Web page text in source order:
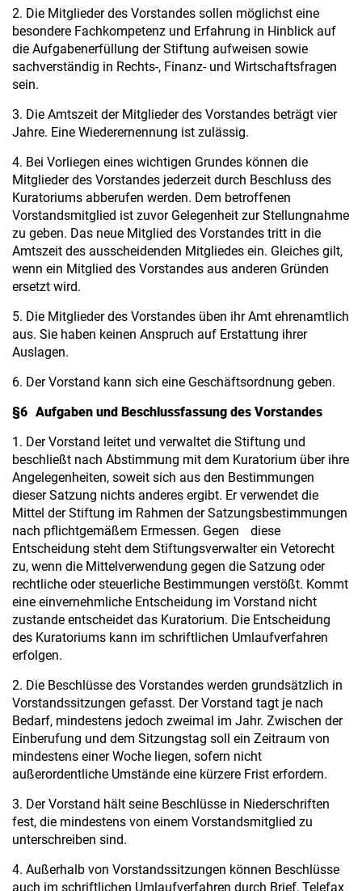
2. Die Mitglieder des Vorstandes sollen möglichst eine
besondere Fachkompetenz und Erfahrung in Hinblick auf
die Aufgabenerfüllung der Stiftung aufweisen sowie
sachverständig in Rechts-, Finanz- und Wirtschaftsfragen
sein.
3. Die Amtszeit der Mitglieder des Vorstandes beträgt vier
Jahre. Eine Wiederernennung ist zulässig.
4. Bei Vorliegen eines wichtigen Grundes können die
Mitglieder des Vorstandes jederzeit durch Beschluss des
Kuratoriums abberufen werden. Dem betroffenen
Vorstandsmitglied ist zuvor Gelegenheit zur Stellungnahme
zu geben. Das neue Mitglied des Vorstandes tritt in die
Amtszeit des ausscheidenden Mitgliedes ein. Gleiches gilt,
wenn ein Mitglied des Vorstandes aus anderen Gründen
ersetzt wird.
5. Die Mitglieder des Vorstandes üben ihr Amt ehrenamtlich
aus. Sie haben keinen Anspruch auf Erstattung ihrer
Auslagen.
6. Der Vorstand kann sich eine Geschäftsordnung geben.
§6 Aufgaben und Beschlussfassung des Vorstandes
1. Der Vorstand leitet und verwaltet die Stiftung und
beschließt nach Abstimmung mit dem Kuratorium über ihre
Angelegenheiten, soweit sich aus den Bestimmungen
dieser Satzung nichts anderes ergibt. Er verwendet die
Mittel der Stiftung im Rahmen der Satzungsbestimmungen
nach pflichtgemäßem Ermessen. Gegen diese
Entscheidung steht dem Stiftungsverwalter ein Vetorecht
zu, wenn die Mittelverwendung gegen die Satzung oder
rechtliche oder steuerliche Bestimmungen verstößt. Kommt
eine einvernehmliche Entscheidung im Vorstand nicht
zustande entscheidet das Kuratorium. Die Entscheidung
des Kuratoriums kann im schriftlichen Umlaufverfahren
erfolgen.
2. Die Beschlüsse des Vorstandes werden grundsätzlich in
Vorstandssitzungen gefasst. Der Vorstand tagt je nach
Bedarf, mindestens jedoch zweimal im Jahr. Zwischen der
Einberufung und dem Sitzungstag soll ein Zeitraum von
mindestens einer Woche liegen, sofern nicht
außerordentliche Umstände eine kürzere Frist erfordern.
3. Der Vorstand hält seine Beschlüsse in Niederschriften
fest, die mindestens von einem Vorstandsmitglied zu
unterschreiben sind.
4. Außerhalb von Vorstandssitzungen können Beschlüsse
auch im schriftlichen Umlaufverfahren durch Brief, Telefax